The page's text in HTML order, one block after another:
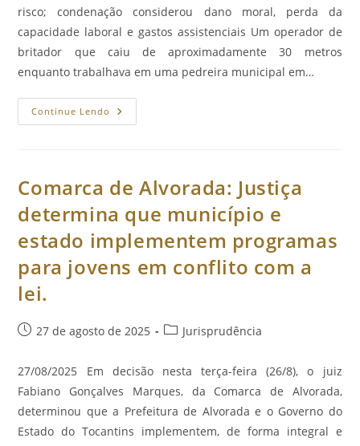
risco; condenação considerou dano moral, perda da
capacidade laboral e gastos assistenciais Um operador de
britador que caiu de aproximadamente 30 metros
enquanto trabalhava em uma pedreira municipal em…
Continue Lendo Município
E
Pagar
Mais
R$
1
Milhão
A
Trabalhador
Que
Caiu
Comarca de Alvorada: Justiça
determina que município e
estado implementem programas
para jovens em conflito com a
lei.
Post27 de agosto de 2025
Categoria
post:
Jurisprudência
27/08/2025 Em decisão nesta terça-feira (26/8), o juiz
Fabiano Gonçalves Marques, da Comarca de Alvorada,
determinou que a Prefeitura de Alvorada e o Governo do
Estado do Tocantins implementem, de forma integral e